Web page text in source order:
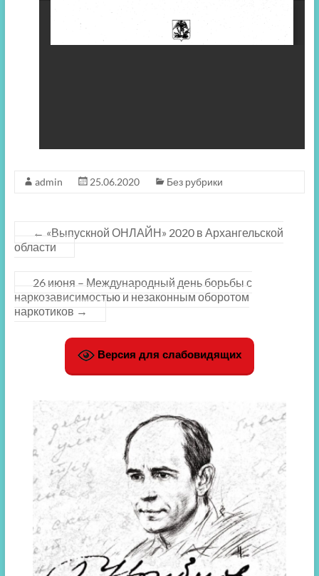
admin 25.06.2020 Без рубрики
← «Выпускной ОНЛАЙН» 2020 в Архангельской
области
26 июня – Международный день борьбы с
наркозависимостью и незаконным оборотом
наркотиков →
Версия для слабовидящих